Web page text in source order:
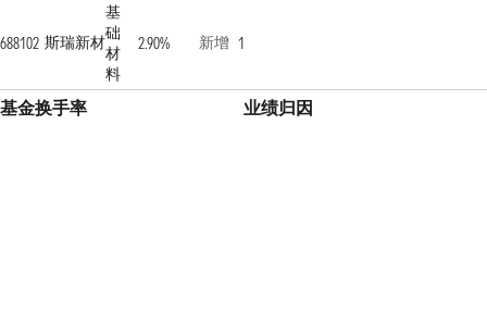
688102 斯瑞新材
基
础
材
料
2.90% 新增 1
基金换手率 业绩归因